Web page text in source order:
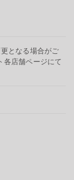
となる場合がご
各店舗ページにて